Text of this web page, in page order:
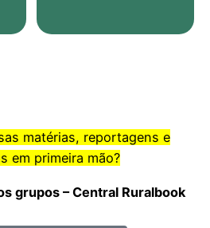
matérias, reportagens e
em primeira mão?
grupos – Central Ruralbook